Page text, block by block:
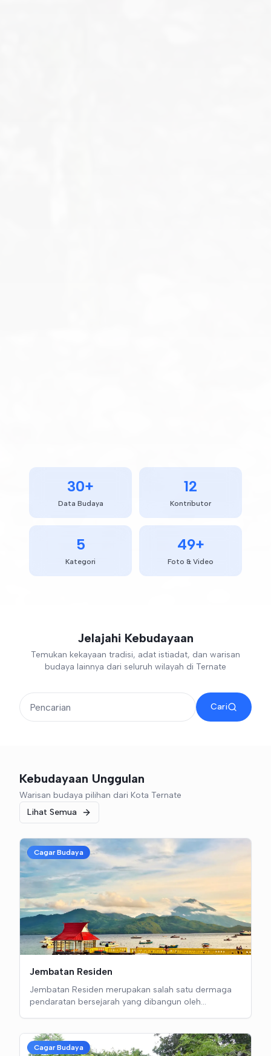
30+
Data Budaya
12
Kontributor
5
Kategori
49+
Foto & Video
Jelajahi Kebudayaan
Temukan kekayaan tradisi, adat istiadat, dan warisan
budaya lainnya dari seluruh wilayah di Ternate
Cari
Kebudayaan Unggulan
Warisan budaya pilihan dari Kota Ternate
Lihat Semua
Cagar Budaya
Jembatan Residen
Jembatan Residen merupakan salah satu dermaga
pendaratan bersejarah yang dibangun oleh
Kecamatan Ternate Tengah, bangunan cagar budaya
ini dulunya dimanfaatkan sebagai pintu gerbang laut
Cagar Budaya